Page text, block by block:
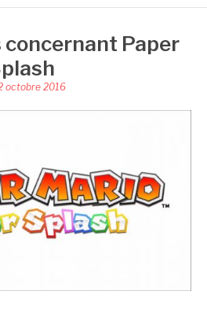
Paper
octobre 2016